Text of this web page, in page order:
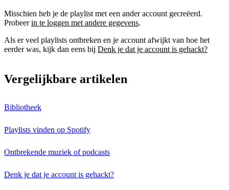
Misschien heb je de playlist met een ander account gecreëerd.
Probeerin te loggen met andere gegevens.
Als er veel playlists ontbreken en je account afwijkt van hoe het
eerder was, kijk dan eens bij Denk je dat je account is gehackt?
Vergelijkbare artikelen
Bibliotheek
Playlists vinden op Spotify
Ontbrekende muziek of podcasts
Denk je dat je account is gehackt?